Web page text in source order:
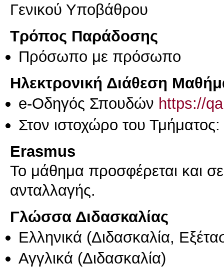
Γενικού Υποβάθρου
Τρόπος Παράδοσης
Πρόσωπο με πρόσωπο
Ηλεκτρονική Διάθεση
e-Οδηγός Σπουδών https://
Στον ιστοχώρο του Τμήματος:
Erasmus
Το μάθημα προσφέρεται και
ανταλλαγής.
Γλώσσα Διδασκαλίας
Ελληνικά (Διδασκαλία,
Αγγλικά (Διδασκαλία)